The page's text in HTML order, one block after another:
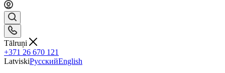
Tālruņi
+371 26 670 121
LatviskiРусскийEnglish